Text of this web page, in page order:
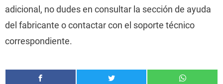
adicional, no dudes en consultar la sección de ayuda
del fabricante o contactar con el soporte técnico
correspondiente.